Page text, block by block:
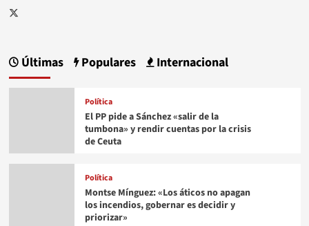
Twitter
Últimas Populares Internacional
Política
El PP pide a Sánchez «salir de la
tumbona» y rendir cuentas por la crisis
de Ceuta
Política
Montse Mínguez: «Los áticos no apagan
los incendios, gobernar es decidir y
priorizar»